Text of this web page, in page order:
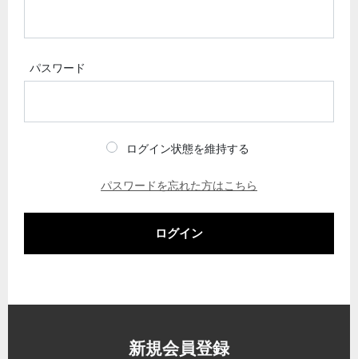
パスワード
ログイン状態を維持する
パスワードを忘れた方はこちら
ログイン
新規会員登録